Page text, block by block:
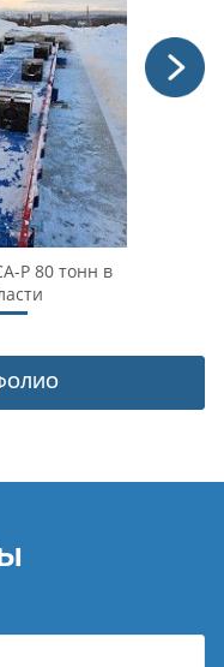
Р 80 тонн в